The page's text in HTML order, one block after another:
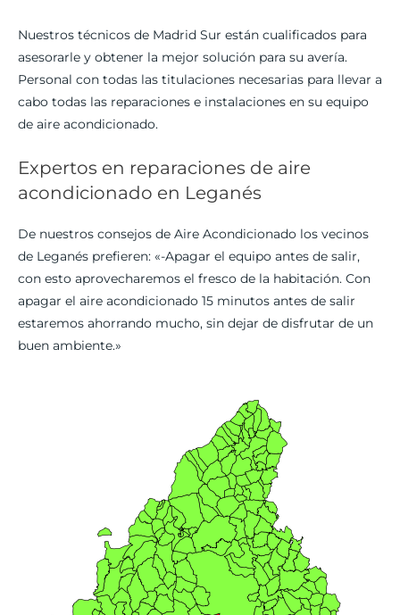
Nuestros técnicos de Madrid Sur están cualificados para
asesorarle y obtener la mejor solución para su avería.
Personal con todas las titulaciones necesarias para llevar a
cabo todas las reparaciones e instalaciones en su equipo
de aire acondicionado.
Expertos en reparaciones de aire
acondicionado en Leganés
De nuestros consejos de Aire Acondicionado los vecinos
de Leganés prefieren: «-Apagar el equipo antes de salir,
con esto aprovecharemos el fresco de la habitación. Con
apagar el aire acondicionado 15 minutos antes de salir
estaremos ahorrando mucho, sin dejar de disfrutar de un
buen ambiente.»